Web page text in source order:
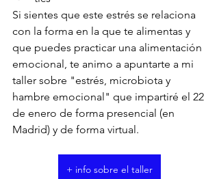
Si sientes que este estrés se relaciona
con la forma en la que te alimentas y
que puedes practicar una alimentación
emocional, te animo a apuntarte a mi
taller sobre "estrés, microbiota y
hambre emocional" que impartiré el 22
de enero de forma presencial (en
Madrid) y de forma virtual.
+ info sobre el taller